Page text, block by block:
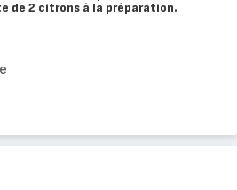
de 2 citrons à la préparation.